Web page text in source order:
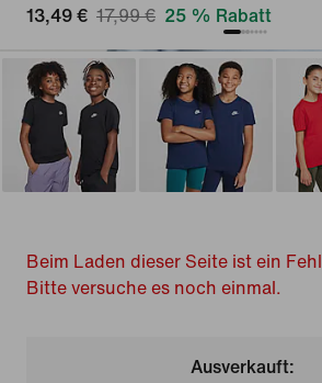
13,49 € 17,99 € 25 % Rabatt
Beim Laden dieser Seite ist ein
Bitte versuche es noch einmal.
Ausverkauft: